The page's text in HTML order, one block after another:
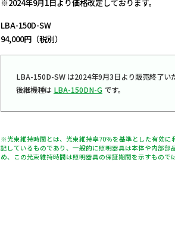
※2024年9月1日より価格改定しております。
LBA-150D-SW
94,000円（税別）
LBA-150D-SW は2024年9月3日より販売終了い
後継機種は LBA-150DN-Gです。
※光束維持時間とは、光束維持率70％を基準とした有効に
記しているものであり、一般的に照明器具は本体や内部部
め、この光束維持時間は照明器具の保証期間を示すもので